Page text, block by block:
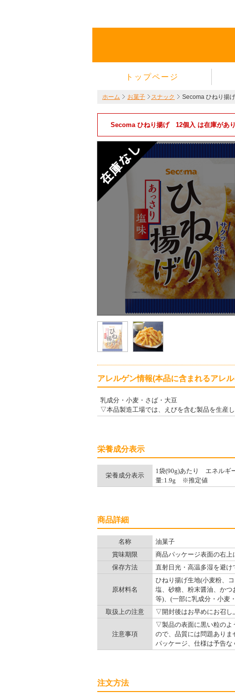
トップページ
当サ
サイ
商品
ご
特
よく
ホーム お菓子 スナック Secoma ひねり揚
Secoma ひねり揚げ 12個入 は在庫があり
アレルゲン情報(本品に含まれるアレ
乳成分・小麦・さば・大豆
▽本品製造工場では、えびを含む製品を生産し
栄養成分表示
栄養成分表示
1袋(90g)あたり エネルギ
量:1.9g ※推定値
商品詳細
名称 油菓子
賞味期限
商品パッケージ表面の右
保存方法
直射日光・高温多湿を避け
原材料名
ひねり揚げ生地(小麦粉、
塩、砂糖、粉末醤油、か
等)、(一部に乳成分・小麦
取扱上の注意
▽開封後はお早めにお召し
注意事項
▽製品の表面に黒い粒のよ
ので、品質には問題ありま
パッケージ、仕様は予告な
注文方法